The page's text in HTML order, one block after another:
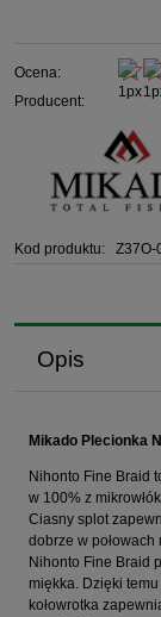
Ocena:
Producent:
Kod produktu: Z37O-
Opis
Mikado Plecionka
Nihonto Fine Braid
w 100% z
Ciasny splot
dobrze w
Nihonto Fine Braid
miękka. Dzięki
kołowrotka